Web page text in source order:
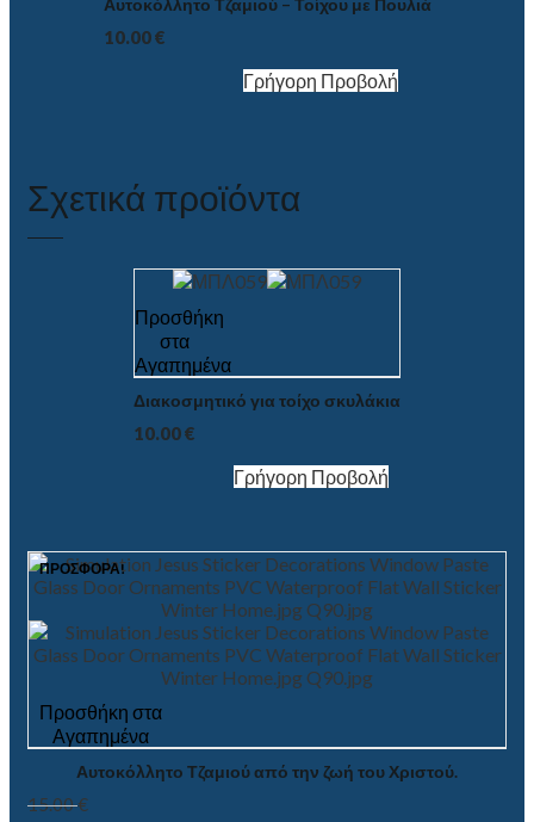
10.00€
Γρήγορη Προβολή
Σχετικά προϊόντα
Προσθήκη
στα
Αγαπημένα
Διακοσμητικό για τοίχο σκυλάκια
10.00€
Γρήγορη Προβολή
ΠΡΟΣΦΟΡΆ!
Προσθήκη στα
Αγαπημένα
Αυτοκόλλητο Τζαμιού από την ζωή του Χριστού.
15.00€